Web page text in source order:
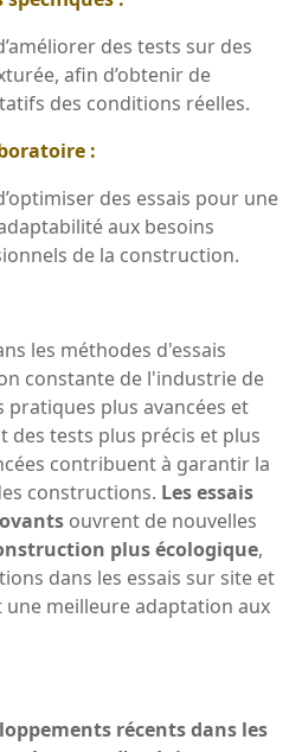
des tests sur des
afin d’obtenir de
des conditions réelles.
:
des essais pour une
aux besoins
de la construction.
les méthodes d'essais
constante de l'industrie de
plus avancées et
des tests plus précis et plus
contribuent à garantir la
constructions. Les essais
ouvrent de nouvelles
plus écologique,
dans les essais sur site et
meilleure adaptation aux
récents dans les